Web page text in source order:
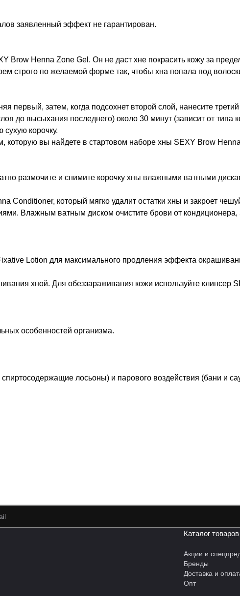
заявленный эффект не гарантирован.
Brow Henna Zone Gel. Он не даст хне покрасить кожу за
по желаемой форме так, чтобы хна попала под
первый, затем, когда подсохнет второй слой, нанесите
до высыхания последнего) около 30 минут (зависит от типа
сухую корочку.
которую вы найдете в стартовом наборе хны SEXY Brow
размочите и снимите корочку хны влажными ватными
который мягко удалит остатки хны и закроет
Влажным ватным диском очистите брови от
Lotion для максимального продления эффекта
хной. Для обеззараживания кожи используйте клинсер
особенностей организма.
лосьоны) и парового воздействия (бани и
Каталог товаров
Акции и
Бренды
Доставка и
Опт